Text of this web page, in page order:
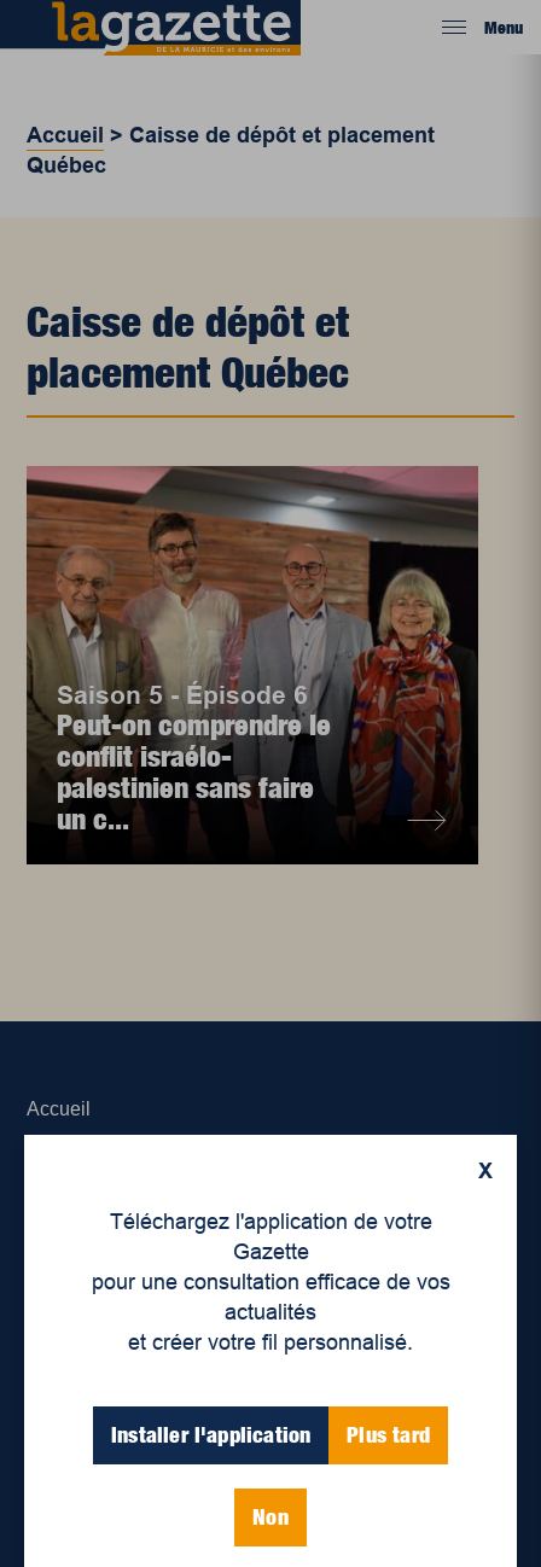
Menu
Accueil > Caisse de dépôt et placement
Québec
Caisse de dépôt et
placement Québec
Saison 5 - Épisode 6
Peut-on comprendre le
conflit israélo-
palestinien sans faire
un c...
X
Téléchargez l'application de votre
Gazette
pour une consultation efficace de vos
actualités
et créer votre fil personnalisé.
Installer l'application Plus tard
Non
Accueil
Déontologie et confidentialité
Devenir partenaire
Lieux de distribution